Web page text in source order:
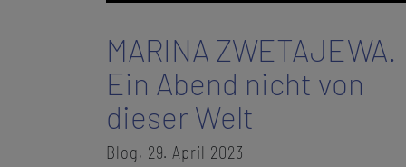
MARINA ZWETAJEWA.
Ein Abend nicht von
dieser Welt
Blog, 29. April 2023